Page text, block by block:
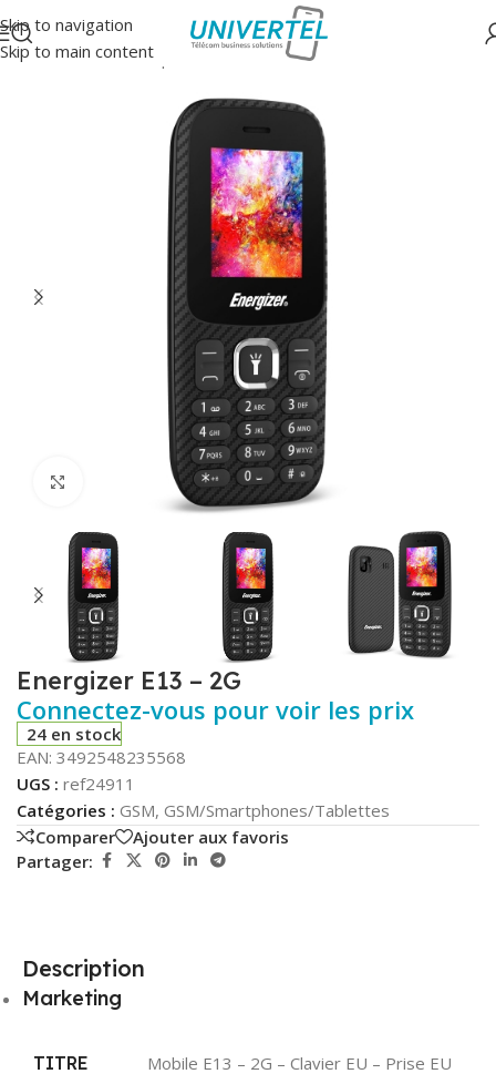
Skip to navigation
Skip to main content
Accueil/GSM/Smartphones/Tablettes/GSM
Click to enlarge
Energizer E13 – 2G
Connectez-vous pour voir les prix
24 en stock
EAN: 3492548235568
UGS : ref24911
Catégories : GSM, GSM/Smartphones/Tablettes
Comparer
Ajouter aux favoris
Partager:
Description
Marketing
TITRE Mobile E13 – 2G – Clavier EU – Prise EU